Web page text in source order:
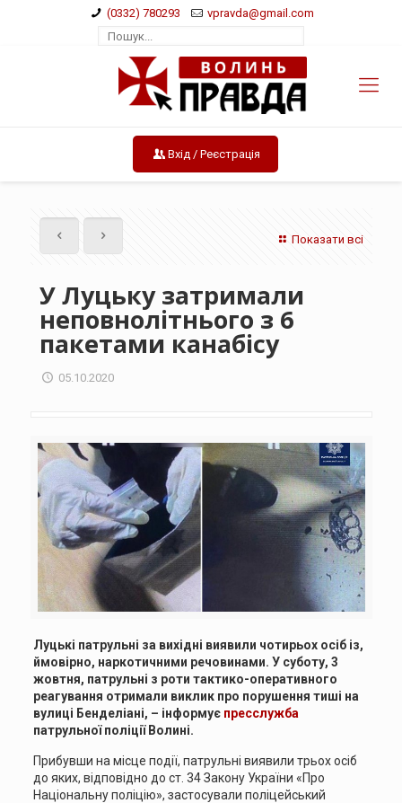
(0332) 780293 vpravda@gmail.com
Вхід / Реєстрація
Показати всі
У Луцьку затримали
неповнолітнього з 6
пакетами канабісу
05.10.2020
Луцькі патрульні за вихідні виявили чотирьох осіб із,
ймовірно, наркотичними речовинами. У суботу, 3
жовтня, патрульні з роти тактико-оперативного
реагування отримали виклик про порушення тиші на
вулиці Бенделіані, – інформує пресслужба
патрульної поліції Волині.
Прибувши на місце події, патрульні виявили трьох осіб
до яких, відповідно до ст. 34 Закону України «Про
Національну поліцію», застосували поліцейський